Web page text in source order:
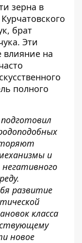
зерна в
брат
Эти
на
полного
и
развитие
класса
новое